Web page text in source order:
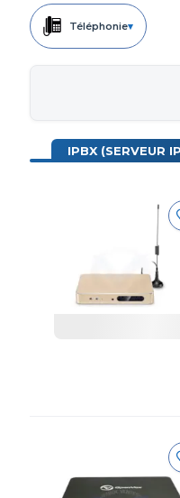
Téléphonie▾
IPBX (SERVEUR